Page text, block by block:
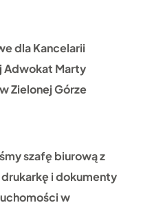
dla Kancelarii
Adwokat Marty
Zielonej Górze
szafę biurową z
i dokumenty
w